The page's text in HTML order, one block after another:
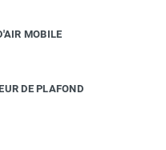
MOBILE
DE PLAFOND